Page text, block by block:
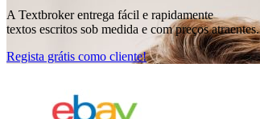
A Textbroker entrega fácil e rapidamente
textos escritos sob medida e com preços atraentes.
Regista grátis como cliente!